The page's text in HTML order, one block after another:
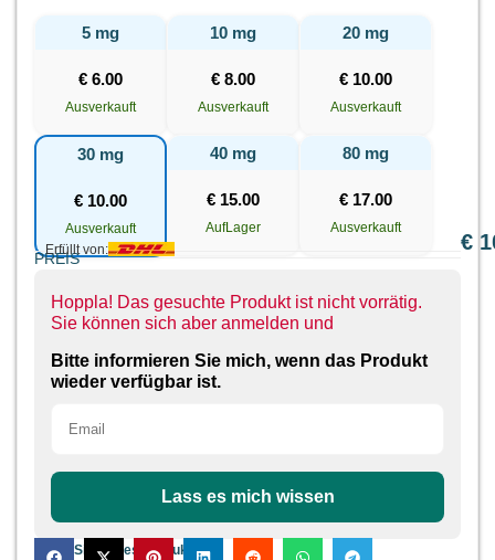
5 mg
€ 6.00
Ausverkauft
10 mg
€ 8.00
Ausverkauft
20 mg
€ 10.00
Ausverkauft
30 mg
€ 10.00
Ausverkauft
40 mg
€ 15.00
AufLager
80 mg
€ 17.00
Ausverkauft
PREIS
€
Erfüllt von:
Hoppla! Das gesuchte Produkt ist nicht vorrätig.
Sie können sich aber anmelden und
Bitte informieren Sie mich, wenn das Produkt
wieder verfügbar ist.
Lass es mich wissen
Teilen Sie dieses Produkt: